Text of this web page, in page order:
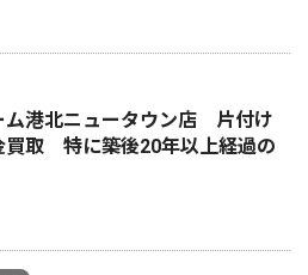
ム港北ニュータウン店 片付け
買取 特に築後20年以上経過の